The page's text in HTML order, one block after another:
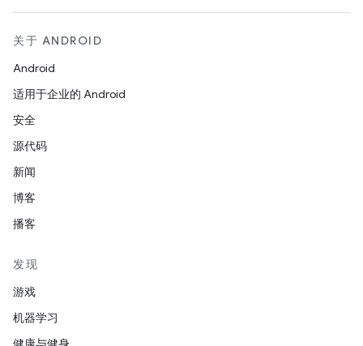
关于 ANDROID
Android
适用于企业的 Android
安全
源代码
新闻
博客
播客
发现
游戏
机器学习